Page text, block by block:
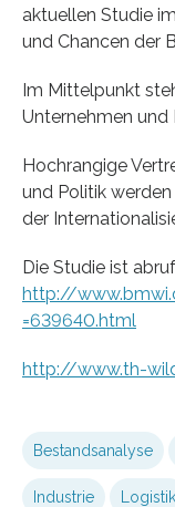
aktuellen Studie
und Chancen der
Im Mittelpunkt
Unternehmen
Hochrangige
und Politik
der
Die Studie ist
http://
=639640.html
http://www.th-
Bestandsanalyse
Industrie Logistik